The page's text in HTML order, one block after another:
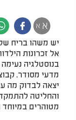
א א
יש משהו בריח
אל זכרונות
בנוסטלגיה
מדעי מסודר.
יצאה לבדוק מה
והחליטה
מטוהרים במיוחד